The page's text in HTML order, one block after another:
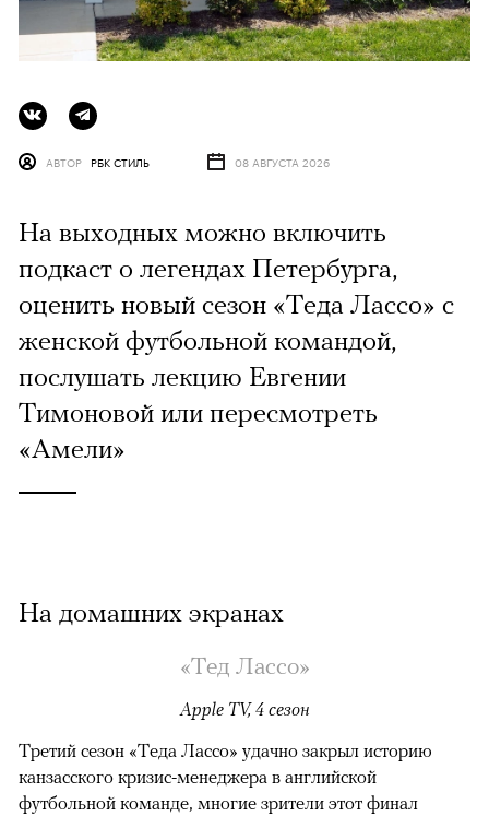
АВТОР РБК СТИЛЬ 08 АВГУСТА 2026
На выходных можно включить
подкаст о легендах Петербурга,
оценить новый сезон «Теда Лассо» с
женской футбольной командой,
послушать лекцию Евгении
Тимоновой или пересмотреть
«Амели»
На домашних экранах
«Тед Лассо»
Apple TV, 4 сезон
Третий сезон «Теда Лассо» удачно закрыл историю
канзасского кризис-менеджера в английской
футбольной команде, многие зрители этот финал